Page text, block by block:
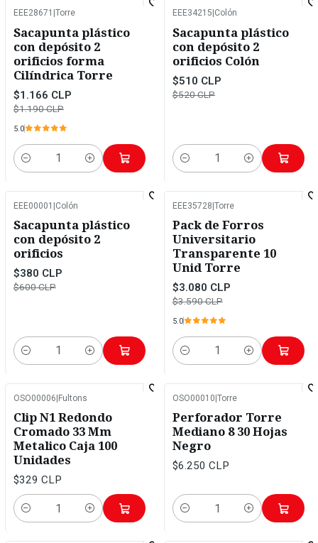
EEE28671 Torre
Sacapunta plástico
con depósito 2
orificios forma
Cilíndrica Torre
$1.166 CLP
$1.190 CLP
5.0
Cantidad
EEE34215 Colón
Sacapunta plástico
con depósito 2
orificios Colón
$510 CLP
$520 CLP
Cantidad
EEE00001 |Colón
Sacapunta plástico
con depósito 2
orificios
$380 CLP
$600 CLP
Cantidad
EEE35728|Torre
Pack de Forros
Universitario
Transparente 10
Unid Torre
$3.080 CLP
$3.590 CLP
5.0
Cantidad
OSO00006|Fultons
Clip N1 Redondo
Cromado 33 Mm
Metalico Caja 100
Unidades
$329 CLP
Cantidad
OSO00010|Torre
Perforador Torre
Mediano 8 30 Hojas
Negro
$6.250 CLP
Cantidad